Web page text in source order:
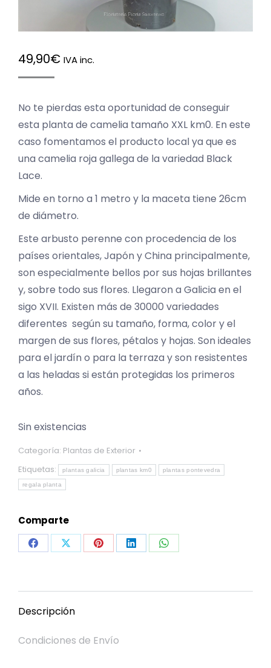
49,90€ IVA inc.
No te pierdas esta oportunidad de conseguir
esta planta de camelia tamaño XXL km0. En este
caso fomentamos el producto local ya que es
una camelia roja gallega de la variedad Black
Lace.
Mide en torno a 1 metro y la maceta tiene 26cm
de diámetro.
Este arbusto perenne con procedencia de los
países orientales, Japón y China principalmente,
son especialmente bellos por sus hojas brillantes
y, sobre todo sus flores. Llegaron a Galicia en el
sigo XVII. Existen más de 30000 variedades
diferentes según su tamaño, forma, color y el
margen de sus flores, pétalos y hojas. Son ideales
para el jardín o para la terraza y son resistentes
a las heladas si están protegidas los primeros
años.
Sin existencias
Categoría: Plantas de Exterior
Etiquetas:
plantas galicia plantas km0 plantas pontevedra
regala planta
Comparte
Share
Facebook
Share
X
Share
Pinterest
Share
LinkedIn
Share
WhatsApp
Descripción
Condiciones de Envío